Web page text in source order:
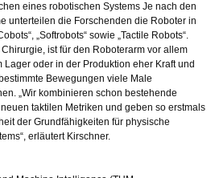
eines robotischen Systems Je nach den
unterteilen die Forschenden die Roboter in
„Softrobots“ sowie „Tactile Robots“.
ist für den Roboterarm vor allem
Lager oder in der Produktion eher Kraft und
Bewegungen viele Male
„Wir kombinieren schon bestehende
taktilen Metriken und geben so erstmals
der Grundfähigkeiten für physische
erläutert Kirschner.